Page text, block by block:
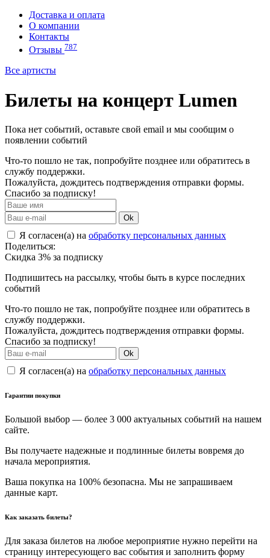
Доставка и оплата
О компании
Контакты
Отзывы 787
Все артисты
Билеты на концерт Lumen
Пока нет событий, оставьте свой email и мы сообщим о
появлении событий
Что-то пошло не так, попробуйте позднее или обратитесь в
службу поддержки.
Пожалуйста, дождитесь подтверждения отправки формы.
Спасибо за подписку!
Ok
Я согласен(а) на обработку персональных данных
Поделиться:
Скидка 3% за подписку
Подпишитесь на рассылку, чтобы быть в курсе последних
событий
Что-то пошло не так, попробуйте позднее или обратитесь в
службу поддержки.
Пожалуйста, дождитесь подтверждения отправки формы.
Спасибо за подписку!
Ok
Я согласен(а) на обработку персональных данных
Гарантии покупки
Большой выбор — более 3 000 актуальных событий на нашем
сайте.
Вы получаете надежные и подлинные билеты вовремя до
начала мероприятия.
Ваша покупка на 100% безопасна. Мы не запрашиваем
данные карт.
Как заказать билеты?
Для заказа билетов на любое мероприятие нужно перейти на
страницу интересующего вас события и заполнить форму